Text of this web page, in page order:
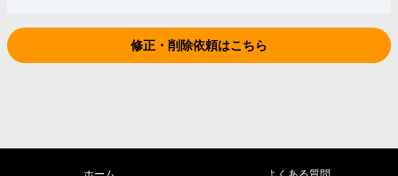
修正・削除依頼はこちら